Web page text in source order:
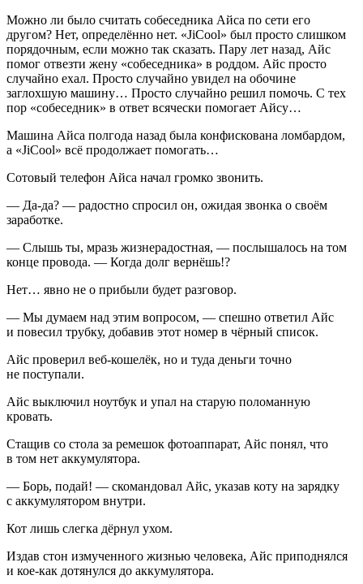
Можно ли было считать собеседника Айса по сети его
другом? Нет, определённо нет. «JiCool» был просто слишком
порядочным, если можно так сказать. Пару лет назад, Айс
помог отвезти жену «собеседника» в роддом. Айс просто
случайно ехал. Просто случайно увидел на обочине
заглохшую машину… Просто случайно решил помочь. С тех
пор «собеседник» в ответ всячески помогает Айсу…
Машина Айса полгода назад была конфискована ломбардом,
а «JiCool» всё продолжает помогать…
Сотовый телефон Айса начал громко звонить.
— Да-да? — радостно спросил он, ожидая звонка о своём
заработке.
— Слышь ты, мразь жизнерадостная, — послышалось на том
конце провода. — Когда долг вернёшь!?
Нет… явно не о прибыли будет разговор.
— Мы думаем над этим вопросом, — спешно ответил Айс
и повесил трубку, добавив этот номер в чёрный список.
Айс проверил веб-кошелёк, но и туда деньги точно
не поступали.
Айс выключил ноутбук и упал на старую поломанную
кровать.
Стащив со стола за ремешок фотоаппарат, Айс понял, что
в том нет аккумулятора.
— Борь, подай! — скомандовал Айс, указав коту на зарядку
с аккумулятором внутри.
Кот лишь слегка дёрнул ухом.
Издав стон измученного жизнью человека, Айс приподнялся
и кое-как дотянулся до аккумулятора.